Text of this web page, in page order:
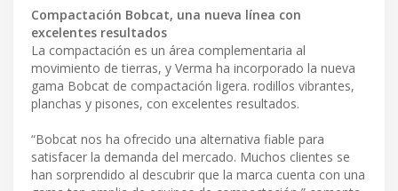
Compactación Bobcat, una nueva línea con
excelentes resultados
La compactación es un área complementaria al
movimiento de tierras, y Verma ha incorporado la nueva
gama Bobcat de compactación ligera. rodillos vibrantes,
planchas y pisones, con excelentes resultados.
“Bobcat nos ha ofrecido una alternativa fiable para
satisfacer la demanda del mercado. Muchos clientes se
han sorprendido al descubrir que la marca cuenta con una